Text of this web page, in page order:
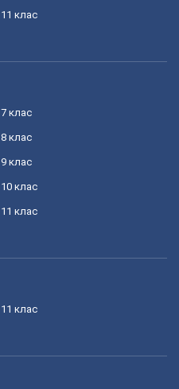
11 клас
7 клас
8 клас
9 клас
10 клас
11 клас
11 клас